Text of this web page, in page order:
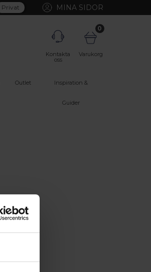
Privat MINA SIDOR
Kontakta
oss
0
Varukorg
Outlet Inspiration &
Guider